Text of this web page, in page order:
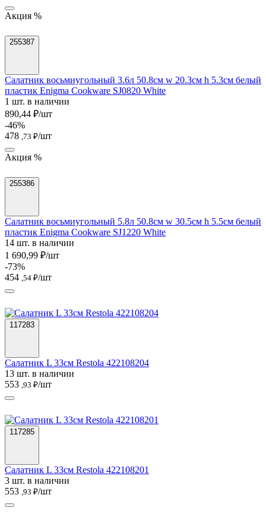
Акция %
255387
Салатник восьмиугольный 3.6л 50.8см w 20.3см h 5.3см белый
пластик Enigma Cookware SJ0820 White
1 шт. в наличии
890,44 ₽/шт
-46%
478 ,73 ₽/шт
Акция %
255386
Салатник восьмиугольный 5.8л 50.8см w 30.5см h 5.5см белый
пластик Enigma Cookware SJ1220 White
14 шт. в наличии
1 690,99 ₽/шт
-73%
454 ,54 ₽/шт
117283
Салатник L 33см Restola 422108204
13 шт. в наличии
553 ,93 ₽/шт
117285
Салатник L 33см Restola 422108201
3 шт. в наличии
553 ,93 ₽/шт